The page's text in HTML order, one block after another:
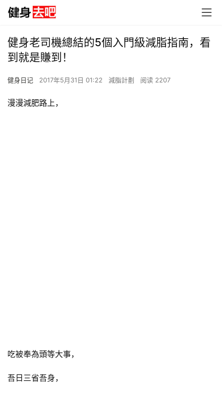
健身老司機總結的5個入門級減脂指南，看
到就是賺到！
健身日记 2017年5月31日 01:22 減脂計劃 阅读 2207
漫漫減肥路上，
吃被奉為頭等大事，
吾日三省吾身，